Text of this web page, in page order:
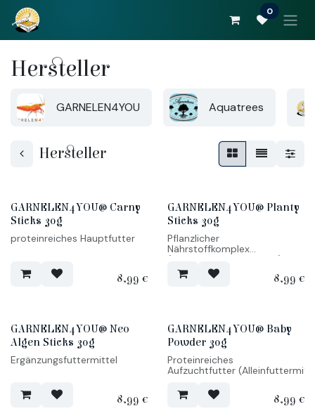
Zum Inhalt springen 0
Hersteller
GARNELEN4YOU Aquatrees
Hersteller
GARNELEN4YOU® Carny
Sticks 30g
proteinreiches Hauptfutter
8,99 €
GARNELEN4YOU® Planty
Sticks 30g
Pflanzlicher
Nährstoffkomplex
(Ergänzungsfuttermittel)
8,99 €
GARNELEN4YOU® Neo
Algen Sticks 30g
Ergänzungsfuttermittel
8,99 €
GARNELEN4YOU® Baby
Powder 30g
Proteinreiches
Aufzuchtfutter
8,99 €